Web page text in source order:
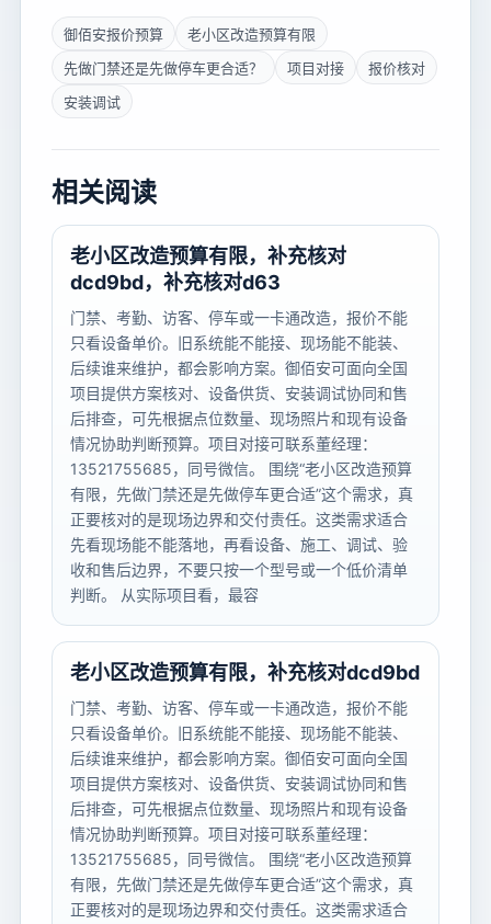
御佰安报价预算
老小区改造预算有限
先做门禁还是先做停车更合适？
项目对接
报价核对
安装调试
相关阅读
老小区改造预算有限，补充核对
dcd9bd，补充核对d63
门禁、考勤、访客、停车或一卡通改造，报价不能
只看设备单价。旧系统能不能接、现场能不能装、
后续谁来维护，都会影响方案。御佰安可面向全国
项目提供方案核对、设备供货、安装调试协同和售
后排查，可先根据点位数量、现场照片和现有设备
情况协助判断预算。项目对接可联系董经理：
13521755685，同号微信。 围绕“老小区改造预算
有限，先做门禁还是先做停车更合适”这个需求，真
正要核对的是现场边界和交付责任。这类需求适合
先看现场能不能落地，再看设备、施工、调试、验
收和售后边界，不要只按一个型号或一个低价清单
判断。 从实际项目看，最容
老小区改造预算有限，补充核对dcd9bd
门禁、考勤、访客、停车或一卡通改造，报价不能
只看设备单价。旧系统能不能接、现场能不能装、
后续谁来维护，都会影响方案。御佰安可面向全国
项目提供方案核对、设备供货、安装调试协同和售
后排查，可先根据点位数量、现场照片和现有设备
情况协助判断预算。项目对接可联系董经理：
13521755685，同号微信。 围绕“老小区改造预算
有限，先做门禁还是先做停车更合适”这个需求，真
正要核对的是现场边界和交付责任。这类需求适合